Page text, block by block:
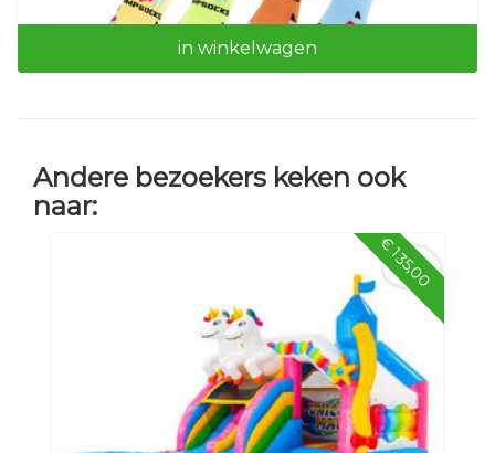
Jumpsocks
in winkelwagen
Andere bezoekers keken ook
naar:
€ 135,00